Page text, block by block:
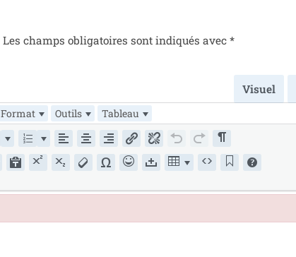
Les champs obli­ga­toires sont indi­qués avec*
Visuel
Format Outils Tableau